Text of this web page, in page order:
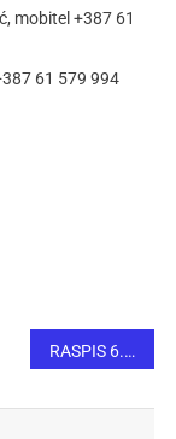
mobitel +387 61
61 579 994
RASPIS 6. MEMORIJALNI TURNIR“ZVONIMIR MEŠTROVIĆ 2024“